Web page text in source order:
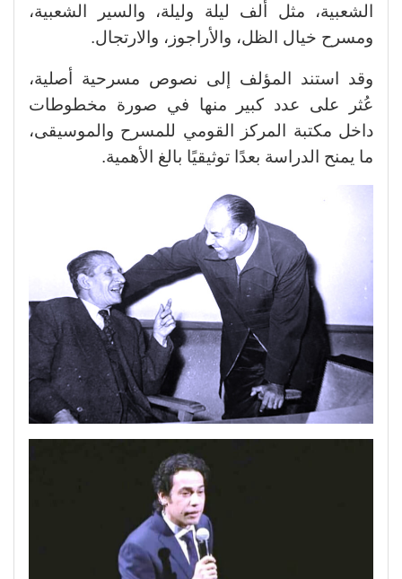
الشعبية، مثل ألف ليلة وليلة، والسير الشعبية،
ومسرح خيال الظل، والأراجوز، والارتجال.
وقد استند المؤلف إلى نصوص مسرحية أصلية،
عُثر على عدد كبير منها في صورة مخطوطات
داخل مكتبة المركز القومي للمسرح والموسيقى،
ما يمنح الدراسة بعدًا توثيقيًا بالغ الأهمية.